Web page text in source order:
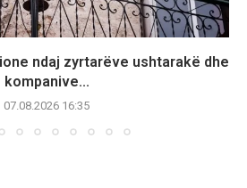
ndaj zyrtarëve ushtarakë dhe
kompanive...
07.08.2026 16:35